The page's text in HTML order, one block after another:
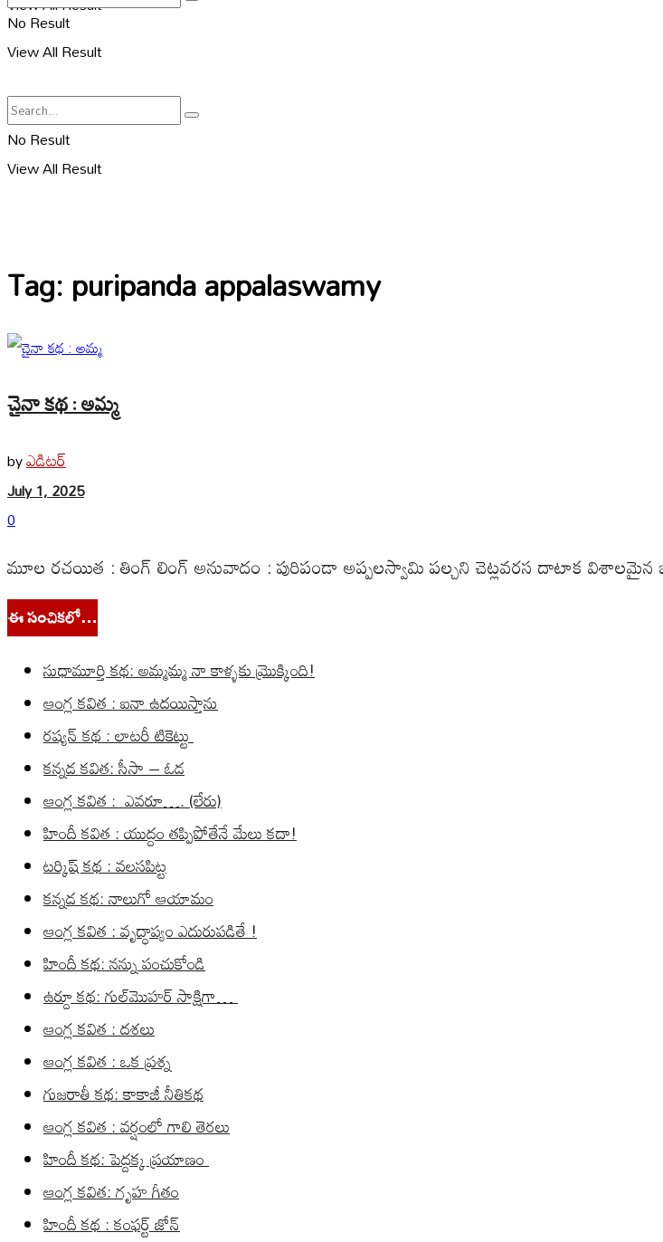
No Result
View All Result
No Result
View All Result
Tag:puripanda appalaswamy
చైనా కథ : అమ్మ
byఎడిటర్
July 1, 2025
0
మూల రచయిత : తింగ్ లింగ్ అనువాదం : పురిపండా అప్పలస్వామి పల్చని చెట్లవరస దాటాక
ఈ సంచికలో…
సుధామూర్తి కథ: అమ్మమ్మ నా కాళ్ళకు మ్రొక్కింది!
ఆంగ్ల కవిత : ఐనా ఉదయిస్తాను
రష్యన్ కథ : లాటరీ టికెట్టు
కన్నడ కవిత: సీసా – ఓడ
ఆంగ్ల కవిత : ఎవరూ…. (లేరు)
హిందీ కవిత : యుద్దం తప్పిపోతేనే మేలు కదా!
టర్కిష్ కథ : వలసపిట్ట
కన్నడ కథ: నాలుగో ఆయామం
ఆంగ్ల కవిత : వృద్ధాప్యం ఎదురుపడితే !
హిందీ కథ: నన్ను పంచుకోండి
ఉర్దూ కథ: గుల్‌మొహర్ సాక్షిగా…
ఆంగ్ల కవిత : దశలు
ఆంగ్ల కవిత : ఒక ప్రశ్న
గుజరాతీ కథ: కాకాజీ నీతికథ
ఆంగ్ల కవిత : వర్షంలో గాలి తెరలు
హిందీ కథ: పెద్దక్క ప్రయాణం
ఆంగ్ల కవిత: గృహ గీతం
హిందీ కథ : కంఫర్ట్ జోన్